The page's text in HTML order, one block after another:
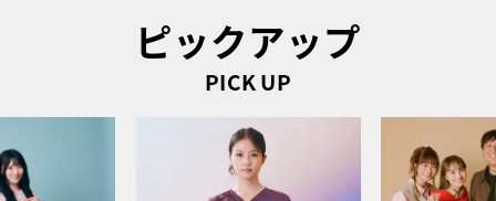
ピックアップ
PICK UP